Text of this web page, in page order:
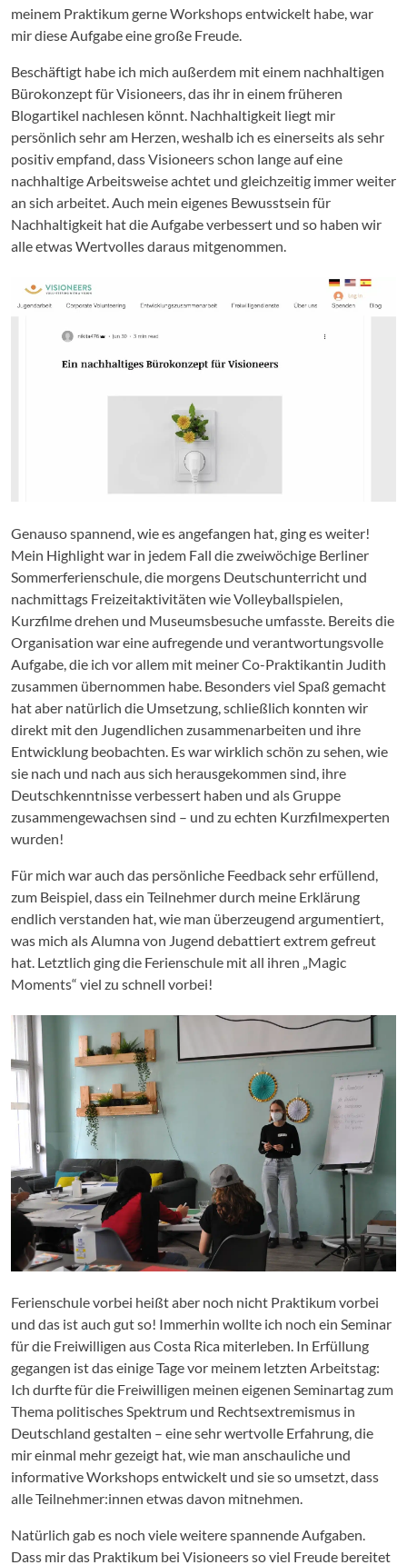
meinem Praktikum gerne Workshops entwickelt habe, war
mir diese Aufgabe eine große Freude.
Beschäftigt habe ich mich außerdem mit einem nachhaltigen
Bürokonzept für Visioneers, das ihr in einem früheren
Blogartikel nachlesen könnt. Nachhaltigkeit liegt mir
persönlich sehr am Herzen, weshalb ich es einerseits als sehr
positiv empfand, dass Visioneers schon lange auf eine
nachhaltige Arbeitsweise achtet und gleichzeitig immer weiter
an sich arbeitet. Auch mein eigenes Bewusstsein für
Nachhaltigkeit hat die Aufgabe verbessert und so haben wir
alle etwas Wertvolles daraus mitgenommen.
Genauso spannend, wie es angefangen hat, ging es weiter!
Mein Highlight war in jedem Fall die zweiwöchige Berliner
Sommerferienschule, die morgens Deutschunterricht und
nachmittags Freizeitaktivitäten wie Volleyballspielen,
Kurzfilme drehen und Museumsbesuche umfasste. Bereits die
Organisation war eine aufregende und verantwortungsvolle
Aufgabe, die ich vor allem mit meiner Co-Praktikantin Judith
zusammen übernommen habe. Besonders viel Spaß gemacht
hat aber natürlich die Umsetzung, schließlich konnten wir
direkt mit den Jugendlichen zusammenarbeiten und ihre
Entwicklung beobachten. Es war wirklich schön zu sehen, wie
sie nach und nach aus sich herausgekommen sind, ihre
Deutschkenntnisse verbessert haben und als Gruppe
zusammengewachsen sind – und zu echten Kurzfilmexperten
wurden!
Für mich war auch das persönliche Feedback sehr erfüllend,
zum Beispiel, dass ein Teilnehmer durch meine Erklärung
endlich verstanden hat, wie man überzeugend argumentiert,
was mich als Alumna von Jugend debattiert extrem gefreut
hat. Letztlich ging die Ferienschule mit all ihren „Magic
Moments“ viel zu schnell vorbei!
Ferienschule vorbei heißt aber noch nicht Praktikum vorbei
und das ist auch gut so! Immerhin wollte ich noch ein Seminar
für die Freiwilligen aus Costa Rica miterleben. In Erfüllung
gegangen ist das einige Tage vor meinem letzten Arbeitstag:
Ich durfte für die Freiwilligen meinen eigenen Seminartag zum
Thema politisches Spektrum und Rechtsextremismus in
Deutschland gestalten – eine sehr wertvolle Erfahrung, die
mir einmal mehr gezeigt hat, wie man anschauliche und
informative Workshops entwickelt und sie so umsetzt, dass
alle Teilnehmer:innen etwas davon mitnehmen.
Natürlich gab es noch viele weitere spannende Aufgaben.
Dass mir das Praktikum bei Visioneers so viel Freude bereitet